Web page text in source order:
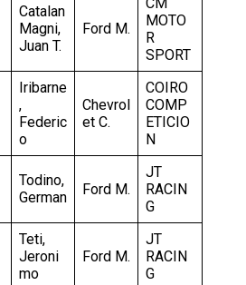
Catalan
Magni,
Juan T.
Ford M.
CM
MOTO
R
SPORT
Iribarne
,
Federic
o
Chevrol
et C.
COIRO
COMP
ETICIO
N
Todino,
German
Ford M.
JT
RACIN
G
Teti,
Jeroni
mo
Ford M.
JT
RACIN
G